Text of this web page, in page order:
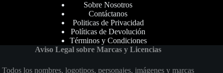
Sobre Nosotros
Contáctanos
Politicas de Privacidad
Políticas de Devolución
Términos y Condiciones
Aviso Legal sobre Marcas y Licencias
Todos los nombres, logotipos, personajes, imágenes y marcas